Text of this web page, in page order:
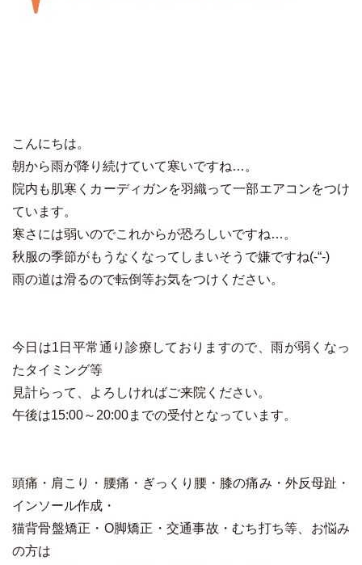
こんにちは。
朝から雨が降り続けていて寒いですね…。
院内も肌寒くカーディガンを羽織って一部エアコンをつけ
ています。
寒さには弱いのでこれからが恐ろしいですね…。
秋服の季節がもうなくなってしまいそうで嫌ですね(-“-)
雨の道は滑るので転倒等お気をつけください。
今日は1日平常通り診療しておりますので、雨が弱くなっ
たタイミング等
見計らって、よろしければご来院ください。
午後は15:00～20:00までの受付となっています。
頭痛・肩こり・腰痛・ぎっくり腰・膝の痛み・外反母趾・
インソール作成・
猫背骨盤矯正・O脚矯正・交通事故・むち打ち等、お悩み
の方は